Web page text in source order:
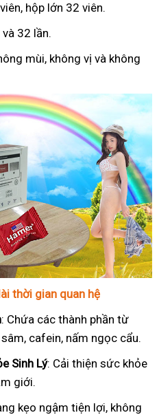
hộp lớn 32 viên.
32 lần.
mùi, không vị và không
thời gian quan hệ
: Chứa các thành phần từ
cafein, nấm ngọc cẩu.
Sinh Lý: Cải thiện sức khỏe
giới.
kẹo ngậm tiện lợi, không